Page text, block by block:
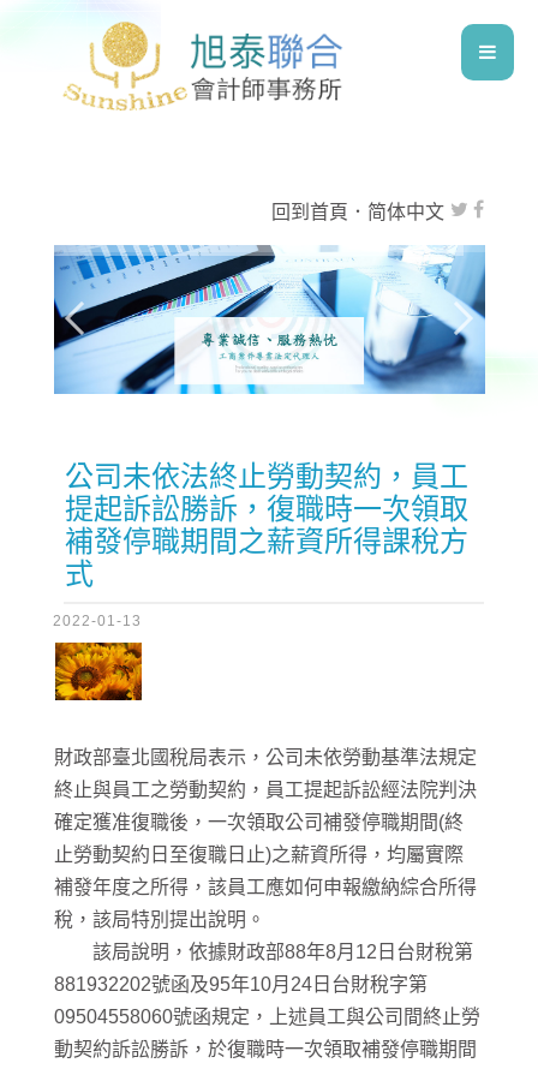
回到首頁 ． 简体中文
公司未依法終止勞動契約，員工
提起訴訟勝訴，復職時一次領取
補發停職期間之薪資所得課稅方
式
2022-01-13
財政部臺北國稅局表示，公司未依勞動基準法規定
終止與員工之勞動契約，員工提起訴訟經法院判決
確定獲准復職後，一次領取公司補發停職期間(終
止勞動契約日至復職日止)之薪資所得，均屬實際
補發年度之所得，該員工應如何申報繳納綜合所得
稅，該局特別提出說明。
該局說明，依據財政部88年8月12日台財稅第
881932202號函及95年10月24日台財稅字第
09504558060號函規定，上述員工與公司間終止勞
動契約訴訟勝訴，於復職時一次領取補發停職期間